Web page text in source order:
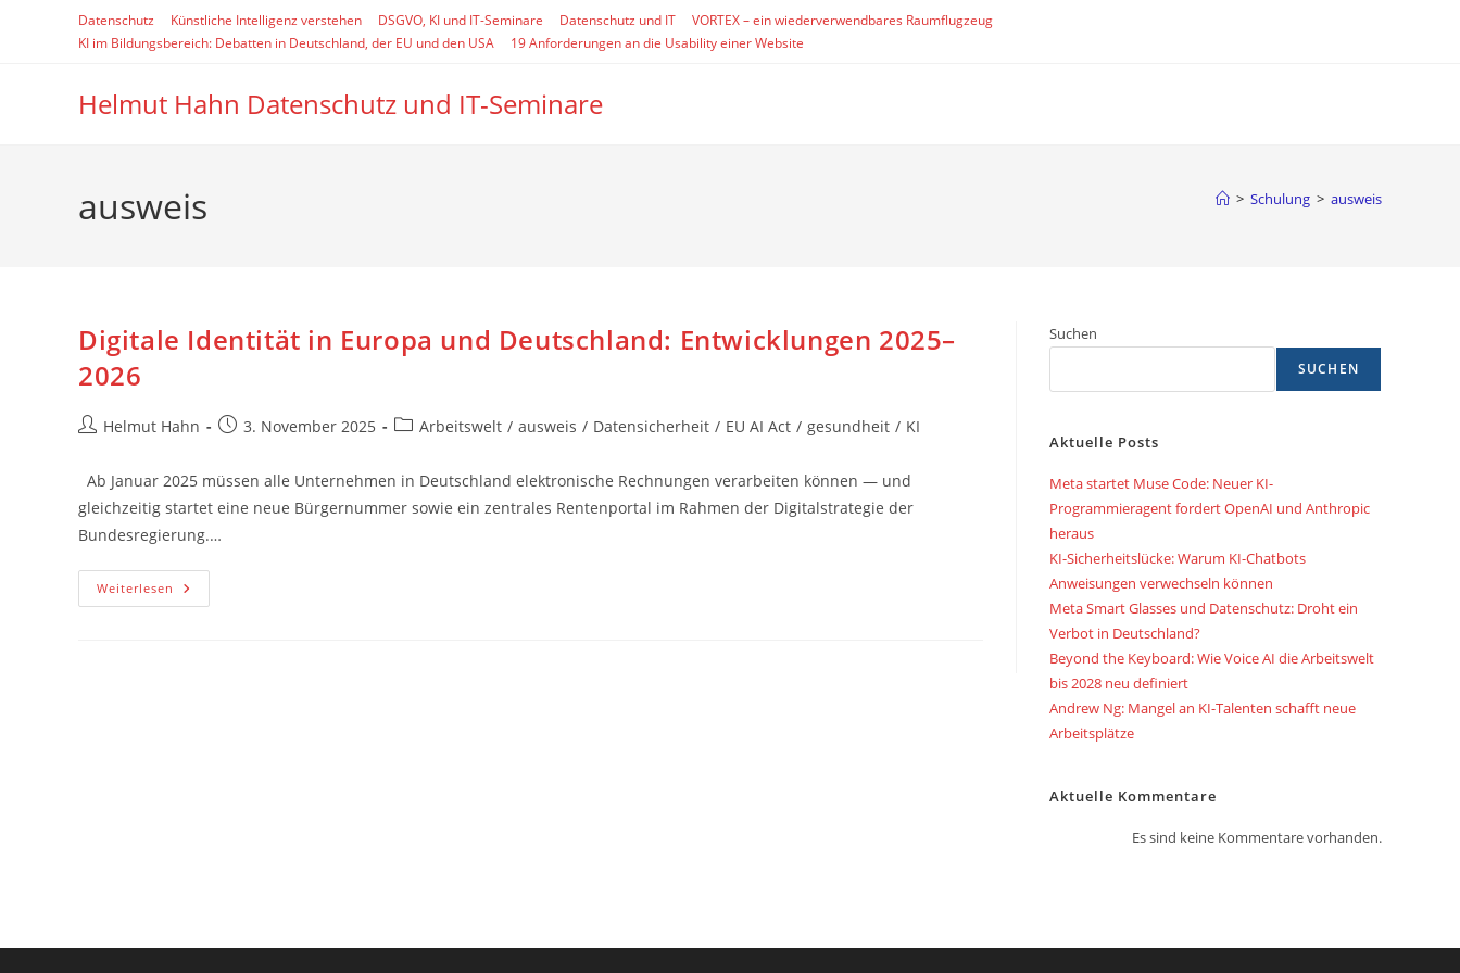
Datenschutz Künstliche Intelligenz verstehen DSGVO, KI und IT-Seminare Datenschutz und IT
VORTEX – ein wiederverwendbares Raumflugzeug
KI im Bildungsbereich: Debatten in Deutschland, der EU und den USA
19 Anforderungen an die Usability einer Website
Helmut Hahn Datenschutz und IT-Seminare
ausweis > Schulung > ausweis
Digitale Identität in Europa und Deutschland: Entwicklungen 2025–
2026
Beitrags-
Helmut Hahn
Beitrag3. November 2025
Beitrags-
Arbeitswelt / ausweis / Datensicherheit / EU AI Act / gesundheit / KI
Ab Januar 2025 müssen alle Unternehmen in Deutschland elektronische Rechnungen verarbeiten können — und
gleichzeitig startet eine neue Bürgernummer sowie ein zentrales Rentenportal im Rahmen der Digitalstrategie der
Bundesregierung.…
Weiterlesen Digitale
Identität
Suchen
SUCHEN
Aktuelle Posts
Meta startet Muse Code: Neuer KI-
Programmieragent fordert OpenAI und Anthropic
heraus
KI-Sicherheitslücke: Warum KI-Chatbots
Anweisungen verwechseln können
Meta Smart Glasses und Datenschutz: Droht ein
Verbot in Deutschland?
Beyond the Keyboard: Wie Voice AI die Arbeitswelt
bis 2028 neu definiert
Andrew Ng: Mangel an KI-Talenten schafft neue
Arbeitsplätze
Aktuelle Kommentare
Es sind keine Kommentare vorhanden.